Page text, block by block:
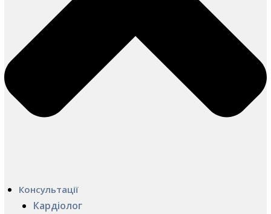
Консультації
Кардіолог